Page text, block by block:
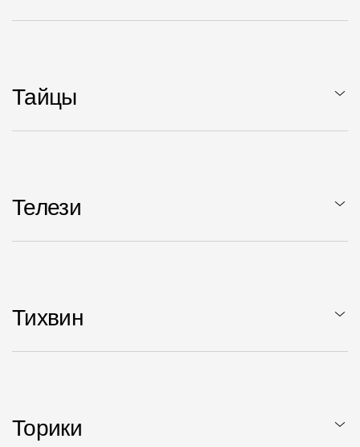
Тайцы
Телези
Тихвин
Торики